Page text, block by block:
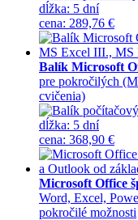
dĺžka: 5 dní
cena: 289,76 €
Balík Microsoft
pre pokročilých
cvičenia)
dĺžka: 5 dní
cena: 368,90 €
Microsoft Office
Word, Excel,
pokročilé možnosti